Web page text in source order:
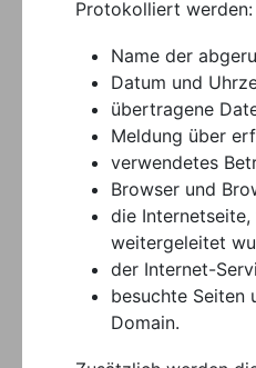
Protokolliert werden:
Name der
Datum und
übertragene
Meldung über
verwendetes
Browser und
die
weitergeleitet
der Internet-
besuchte Seiten
Domain.